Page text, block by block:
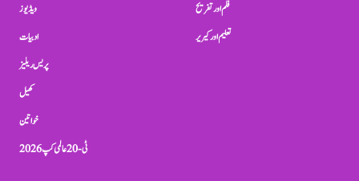
ویڈیوز
ادبیات
پریس ریلیز
کھیل
خواتین
ٹی-20 عالمی کپ 2026
فلم اور تفریح
تعلیم اور کیریر